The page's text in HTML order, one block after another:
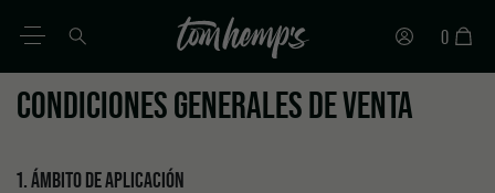
DE EN
ES IT PT FR
0
CONDICIONES GENERALES DE VENTA
1. ÁMBITO DE APLICACIÓN